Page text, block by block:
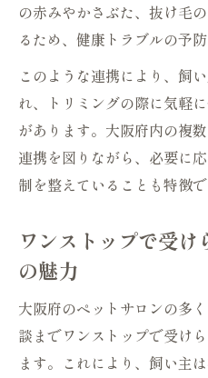
の赤みやかさぶた、抜け毛
るため、健康トラブルの予
このような連携により、飼
れ、トリミングの際に気軽
があります。大阪府内の複
連携を図りながら、必要に
制を整えていることも特徴で
ワンストップで受
の魅力
大阪府のペットサロンの多
談までワンストップで受け
ます。これにより、飼い主